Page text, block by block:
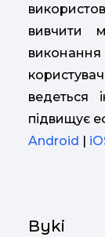
вивчити
підвищує
Android |
Byki